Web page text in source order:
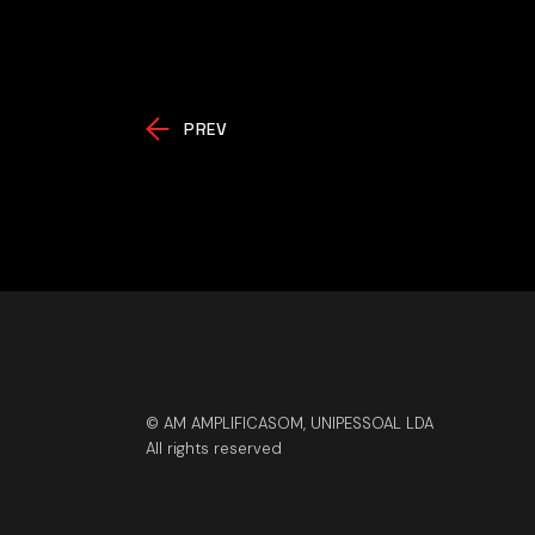
PREV
© AM AMPLIFICASOM, UNIPESSOAL LDA
All rights reserved